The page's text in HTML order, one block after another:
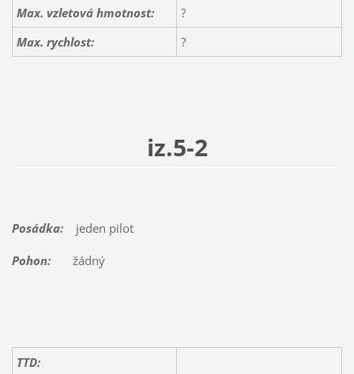
Max. vzletová hmotnost:
?
Max. rychlost:
?
iz.5-2
Posádka:jeden pilot
Pohon:žádný
TTD: